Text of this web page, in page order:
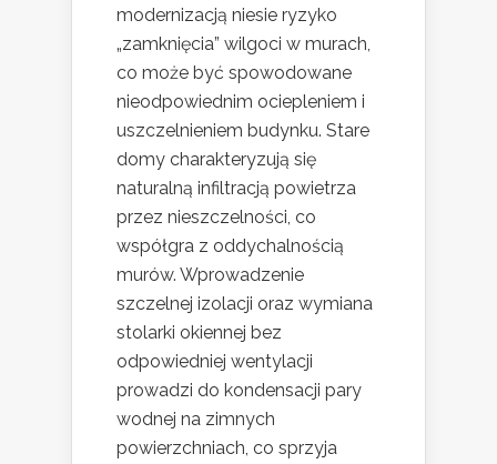
modernizacją niesie ryzyko
„zamknięcia” wilgoci w murach,
co może być spowodowane
nieodpowiednim ociepleniem i
uszczelnieniem budynku. Stare
domy charakteryzują się
naturalną infiltracją powietrza
przez nieszczelności, co
współgra z oddychalnością
murów. Wprowadzenie
szczelnej izolacji oraz wymiana
stolarki okiennej bez
odpowiedniej wentylacji
prowadzi do kondensacji pary
wodnej na zimnych
powierzchniach, co sprzyja